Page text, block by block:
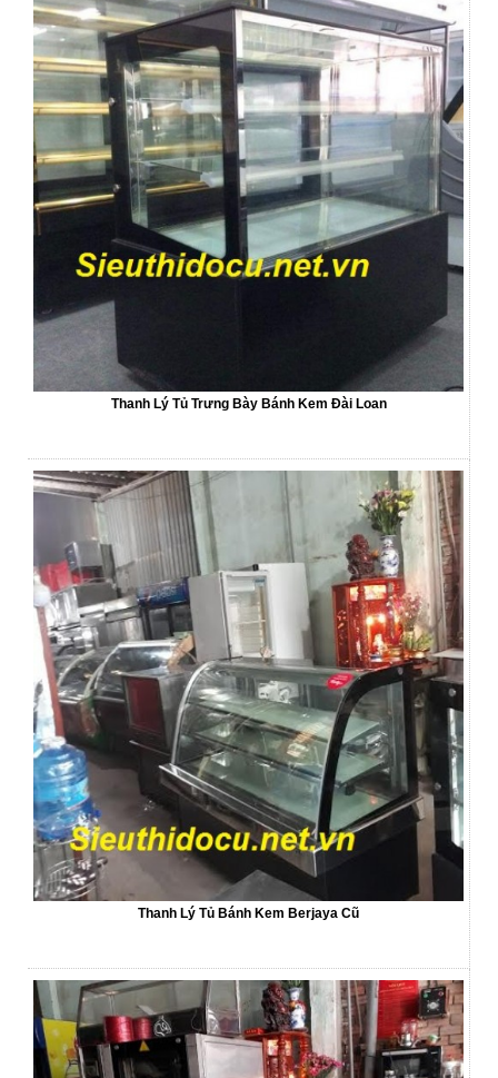
Thanh Lý Tủ Trưng Bày Bánh Kem Đài Loan
Thanh Lý Tủ Bánh Kem Berjaya Cũ